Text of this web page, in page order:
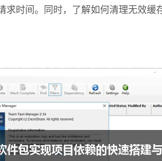
求时间。同时，了解如何清理无效缓